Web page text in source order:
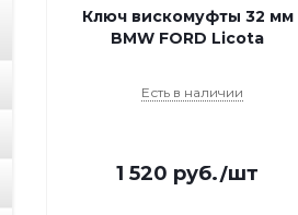
Ключ вискомуфты 32 мм
BMW FORD Licota
Есть в наличии
1 520 руб./шт